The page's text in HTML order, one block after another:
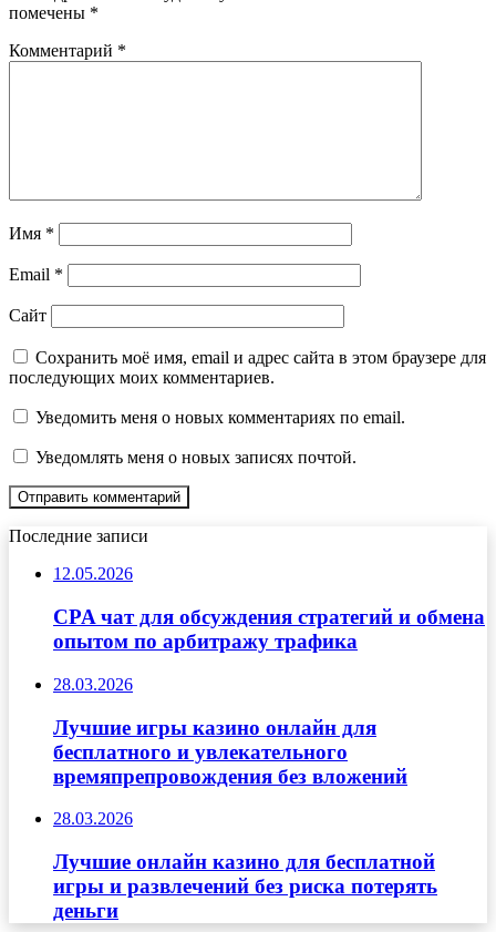
помечены *
Комментарий *
Имя *
Email *
Сайт
Сохранить моё имя, email и адрес сайта в этом браузере для
последующих моих комментариев.
Уведомить меня о новых комментариях по email.
Уведомлять меня о новых записях почтой.
Последние записи
12.05.2026
CPA чат для обсуждения стратегий и обмена
опытом по арбитражу трафика
28.03.2026
Лучшие игры казино онлайн для
бесплатного и увлекательного
времяпрепровождения без вложений
28.03.2026
Лучшие онлайн казино для бесплатной
игры и развлечений без риска потерять
деньги